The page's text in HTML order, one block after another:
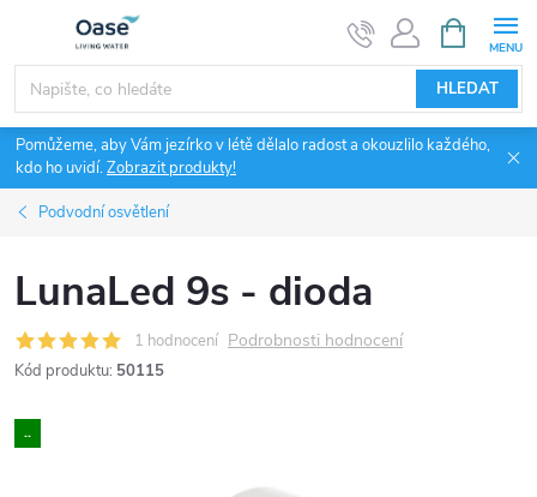
obsah
HLEDAT
NÁKUPNÍ
KOŠÍK
Pomůžeme, aby Vám jezírko v létě dělalo radost a okouzlilo každého,
kdo ho uvidí.Zobrazit produkty!
Podvodní osvětlení
LunaLed 9s - dioda
1 hodnocení Podrobnosti hodnocení
Kód produktu: 50115
..